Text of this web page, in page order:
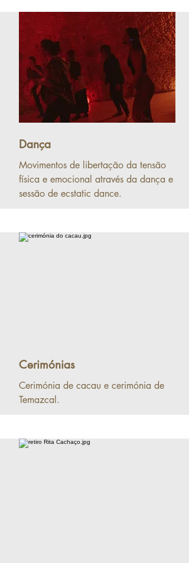
Dança
Movimentos de libertação da tensão
física e emocional através da dança e
sessão de ecstatic dance.
Cerimónias
Cerimónia de cacau e cerimónia de
Temazcal.